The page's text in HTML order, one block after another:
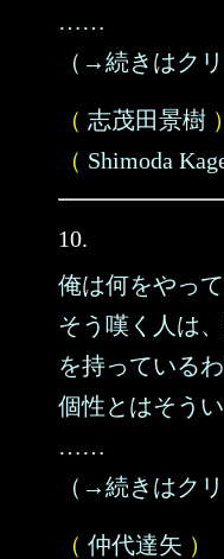
……
（→続きはクリ
（ 志茂田景樹 ）
（ Shimoda
10.
俺は何をやっ
そう嘆く人は
を持っているわ
個性とはそう
……
（→続きはクリ
（ 仲代達矢 ）